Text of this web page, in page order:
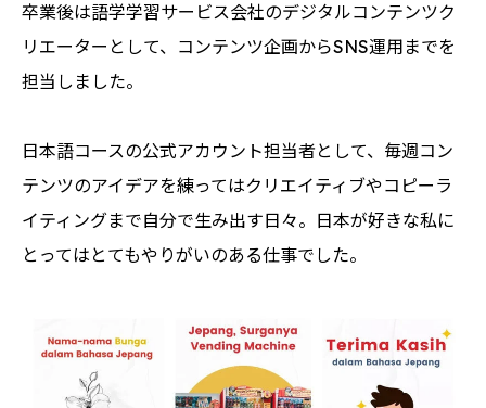
卒業後は語学学習サービス会社のデジタルコンテンツク
リエーターとして、コンテンツ企画からSNS運用までを
担当しました。
日本語コースの公式アカウント担当者として、毎週コン
テンツのアイデアを練ってはクリエイティブやコピーラ
イティングまで自分で生み出す日々。日本が好きな私に
とってはとてもやりがいのある仕事でした。